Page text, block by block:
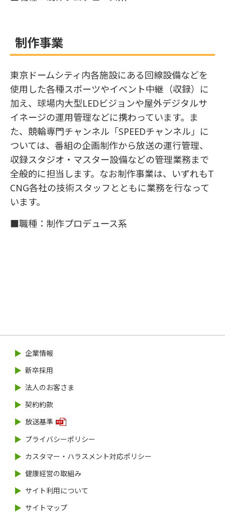
制作事業
東京ドームシティ内各施設にある回線設備などを
使用した各種スポーツやイベント中継（収録）に
加え、球場内大型LEDビジョンや屋外デジタルサ
イネージの運用管理などに携わっています。ま
た、競輪専門チャンネル「SPEEDチャンネル」に
ついては、番組の企画制作から放送の運行管理、
収録スタジオ・マスター設備などの管理業務まで
全般的に担当します。なお制作事業は、いずれもT
CNG各社の技術スタッフとともに業務を行なって
います。
■職種：制作プロデュース系
企業情報
新卒採用
法人のお客さま
契約約款
放送基準
プライバシーポリシー
カスタマー・ハラスメント対応ポリシー
健康経営の取組み
サイト利用について
サイトマップ